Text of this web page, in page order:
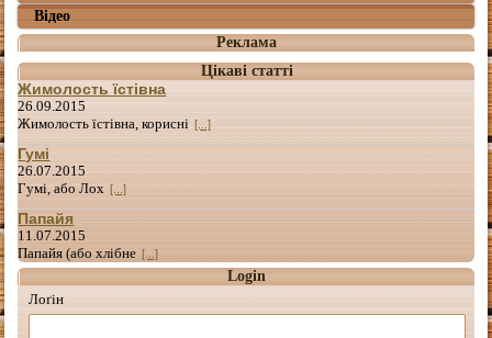
Відео
Реклама
Цікаві статті
Жимолость їстівна
26.09.2015
Жимолость їстівна, корисні [...]
Гумі
26.07.2015
Гумі, або Лох [...]
Папайя
11.07.2015
Папайя (або хлібне [...]
Login
Лоґін